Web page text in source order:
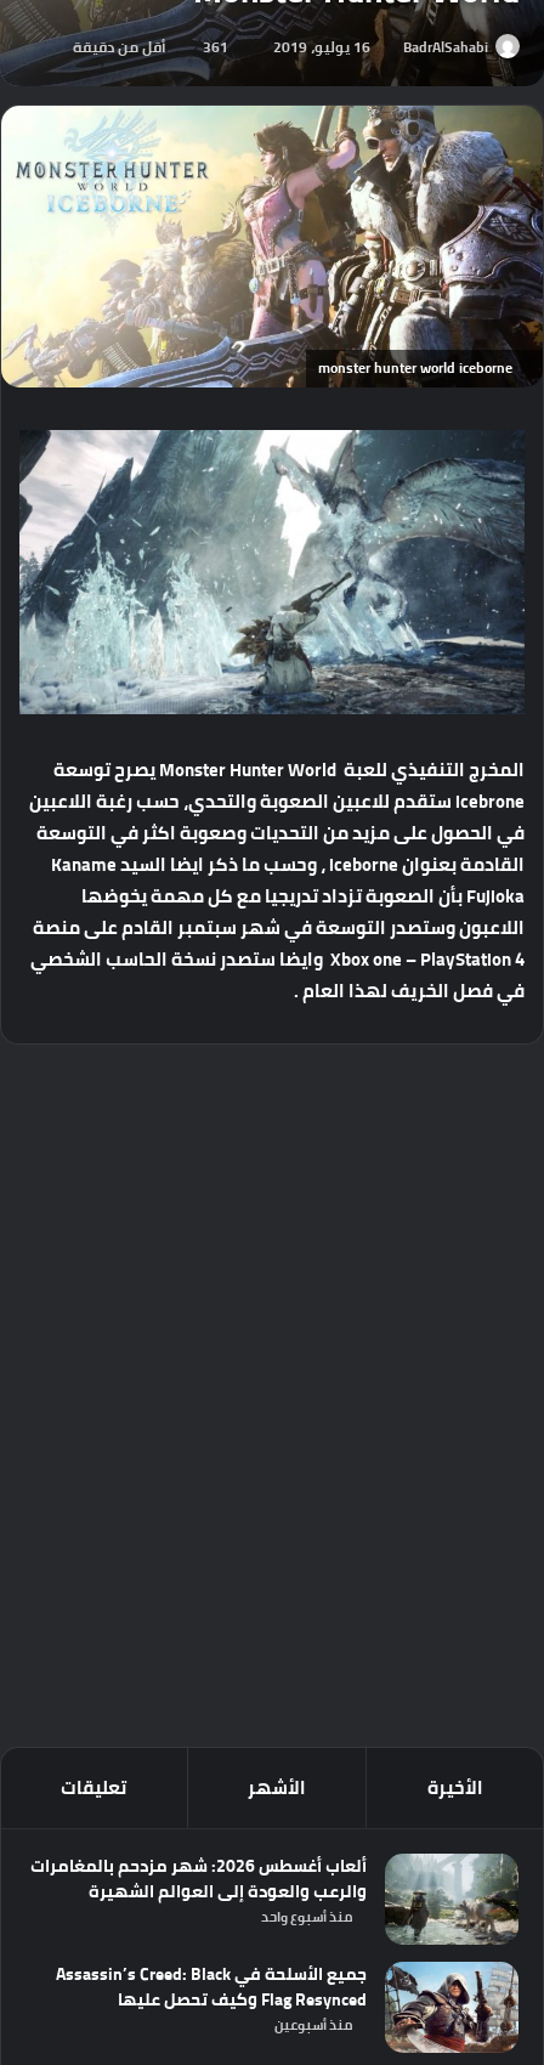
BadrAlSahabi 16 يوليو، 2019 361 أقل من دقيقة
المخرج التنفيذي للعبة
Monster Hunter World يصرح توسعة
icebrone ستقدم للاعبين الصعوبة والتحدي، حسب رغبة اللاعبين
في الحصول على مزيد من التحديات وصعوبة اكثر في التوسعة
القادمة بعنوان iceborne ، وحسب ما ذكر ايضا السيد
Kaname
Fujioka بأن الصعوبة تزداد تدريجيا مع كل مهمة يخوضها
اللاعبون وستصدر التوسعة في شهر سبتمبر القادم على منصة
Xbox one – PlayStation 4 وايضا ستصدر نسخة الحاسب الشخصي
في فصل الخريف لهذا العام .
الأخيرة الأشهر تعليقات
ألعاب أغسطس 2026: شهر مزدحم بالمغامرات
والرعب والعودة إلى العوالم الشهيرة
منذ أسبوع واحد
جميع الأسلحة في Assassin’s Creed: Black
Flag Resynced وكيف تحصل عليها
منذ أسبوعين